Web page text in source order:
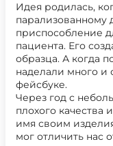
Идея родилась,
парализованному
приспособление
пациента. Его
образца. А когда
наделали много и
фейсбуке.
Через год с
плохого качества
имя своим
мог отличить нас